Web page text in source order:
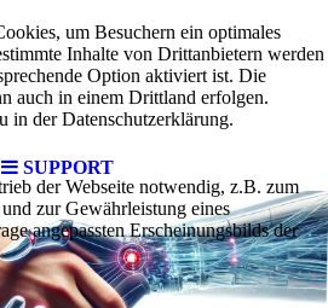
SUPPORT
um Besuchern ein optimales
Inhalte von Drittanbietern werden
Option aktiviert ist. Die
auch in einem Drittland erfolgen.
in der Datenschutzerklärung.
der Webseite notwendig, z.B. zum
zur Gewährleistung eines
angepassten Erscheinungsbilds der